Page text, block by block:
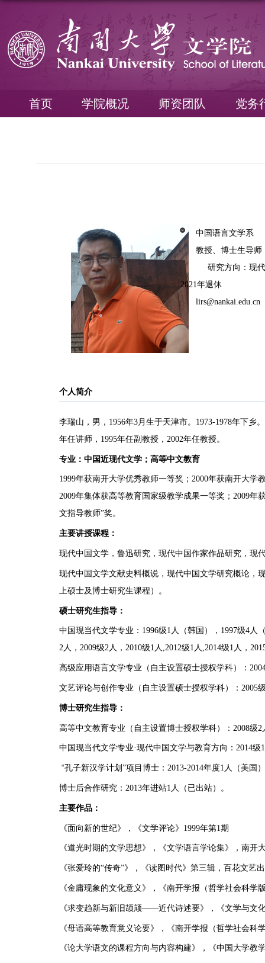
首页 学院概况 师资团队 党务
中国语言文学系
教授、博士生导师
研究方向：现
2021年退休
lirs@nankai.edu.cn
个人简介
李瑞山，男， 1956年3 月生于天津市。 1973-1978年下乡
年任讲师， 1995年任副教授， 2002年任教授。
专业：中国近现代文学；高等中文教育
1999年获南开大学优秀教师一等奖； 2000年获南开大学
2009年集体获高等教育国家级教学成果一等奖； 2009年
文指导教师”奖。
主要讲授课程：
现代中国文学，鲁迅研究，现代中国作家作品研究，现
现代中国文学文献史料概说，现代中国文学研究概论，
上硕士及博士研究生课程）。
硕士研究生指导：
中国现当代文学专业： 1996级1 人（韩国）， 1997级4人
2人， 2009级2人， 2010级1 人 ,2012级1 人 ,2014级1 人，
高级应用语言文学专业（自主设置硕士授权学科）：
文艺评论与创作专业（自主设置硕士授权学科）： 2005
博士研究生指导：
高等中文教育专业（自主设置博士授权学科）： 2008级2
中国现当代文学专业·现代中国文学与教育方向： 2014级1
“孔子新汉学计划”项目博士： 2013-2014年度1 人（美国
博士后合作研究： 2013年进站1 人（已出站）。
主要作品：
《面向新的世纪》，《文学评论》 1999年第1期
《道光时期的文学思想》，《文学语言学论集》，南开
《张爱玲的“传奇”》，《读图时代》第三辑，百花文艺
《金庸现象的文化意义》，《南开学报（哲学社会科学
《求变趋新与新旧颉颃——近代诗述要》，《文学与文
《母语高等教育意义论要》，《南开学报（哲学社会科
《论大学语文的课程方向与内容构建》，《中国大学教